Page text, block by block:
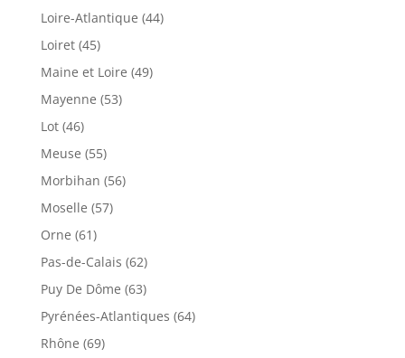
Loire-Atlantique (44)
Loiret (45)
Maine et Loire (49)
Mayenne (53)
Lot (46)
Meuse (55)
Morbihan (56)
Moselle (57)
Orne (61)
Pas-de-Calais (62)
Puy De Dôme (63)
Pyrénées-Atlantiques (64)
Rhône (69)